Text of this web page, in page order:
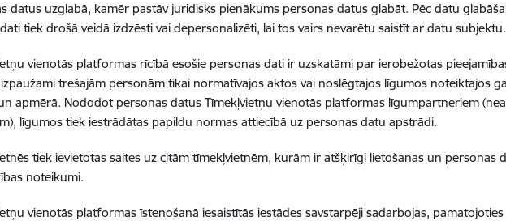
datus uzglabā, kamēr pastāv juridisks pienākums personas datus glabāt. Pēc datu
tiek drošā veidā izdzēsti vai depersonalizēti, lai tos vairs nevarētu saistīt ar datu subjektu.
vienotās platformas rīcībā esošie personas dati ir uzskatāmi par ierobežotas
trešajām personām tikai normatīvajos aktos vai noslēgtajos līgumos noteiktajos
apmērā. Nododot personas datus Tīmekļvietņu vienotās platformas līgumpartneriem
līgumos tiek iestrādātas papildu normas attiecībā uz personas datu apstrādi.
tiek ievietotas saites uz citām tīmekļvietnēm, kurām ir atšķirīgi lietošanas un personas
noteikumi.
vienotās platformas īstenošanā iesaistītās iestādes savstarpēji sadarbojas,